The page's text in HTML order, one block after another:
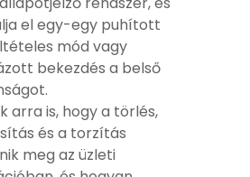
el egy-egy puhított
mód vagy
bekezdés a belső
arra is, hogy a törlés,
és a torzítás
meg az üzleti